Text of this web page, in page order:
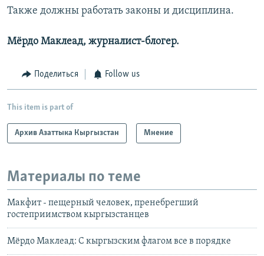
Также должны работать законы и дисциплина.
Мёрдо Маклеад, журналист-блогер.
Поделиться Follow us
This item is part of
Архив Азаттыка Кыргызстан Мнение
Материалы по теме
Макфит - пещерный человек, пренебрегший
гостеприимством кыргызстанцев
Мёрдо Маклеад: С кыргызским флагом все в порядке